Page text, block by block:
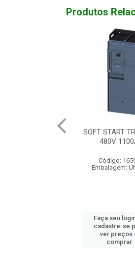
Produtos
SOFT START
Código:
Embalagem:
Faça seu
cadastre-se
ver preços
comprar